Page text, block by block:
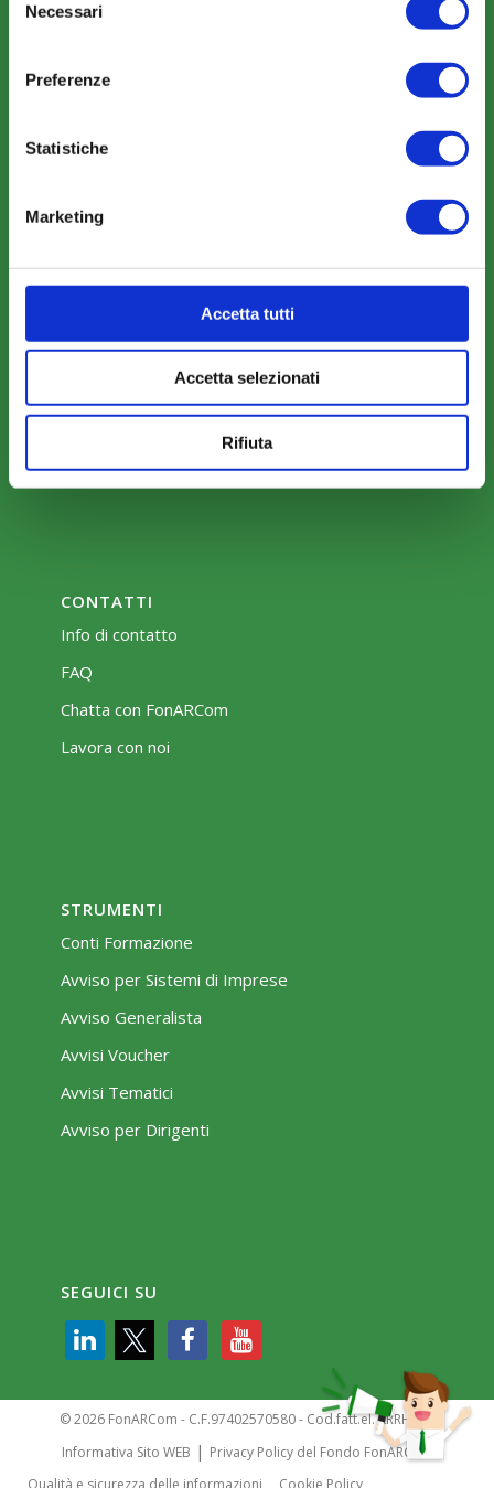
delNecessari
Preferenze
Statistiche
Marketing
Accetta tutti
Accetta selezionati
Rifiuta
Eventi
AREA RISERVATA
Parere Parti
CONTATTI
Info di contatto
FAQ
Chatta con FonARCom
Lavora con noi
STRUMENTI
Conti Formazione
Avviso per Sistemi di Imprese
Avviso Generalista
Avvisi Voucher
Avvisi Tematici
Avviso per Dirigenti
SEGUICI SU
© 2026 FonARCom - C.F.97402570580 - Cod.fatt.el. KRRH6B9
Informativa Sito WEB | Privacy Policy del Fondo FonARCom